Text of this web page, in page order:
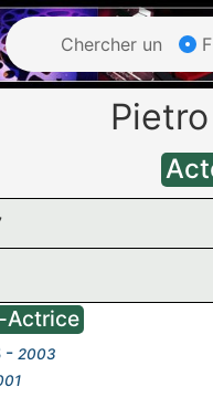
Chercher un
Actrice
- 2003